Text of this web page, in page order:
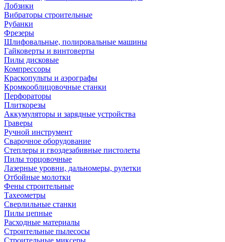
Лобзики
Вибраторы строительные
Рубанки
Фрезеры
Шлифовальные, полировальные машины
Гайковерты и винтоверты
Пилы дисковые
Компрессоры
Краскопульты и аэрографы
Кромкооблицовочные станки
Перфораторы
Плиткорезы
Аккумуляторы и зарядные устройства
Граверы
Ручной инструмент
Сварочное оборудование
Степлеры и гвоздезабивные пистолеты
Пилы торцовочные
Лазерные уровни, дальномеры, рулетки
Отбойные молотки
Фены строительные
Тахеометры
Сверлильные станки
Пилы цепные
Расходные материалы
Строительные пылесосы
Строительные миксеры